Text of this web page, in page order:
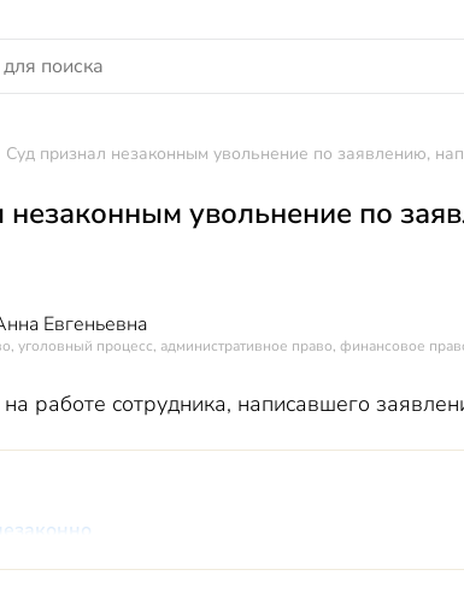
Суд признал незаконным увольнение по заявлению,
незаконным увольнение по
Евгеньевна
уголовный процесс, административное право, финансовое
работе сотрудника, написавшего